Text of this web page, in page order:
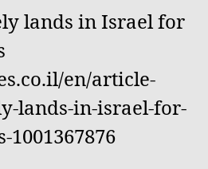
lands in Israel for
en/article-
lands-in-israel-for-